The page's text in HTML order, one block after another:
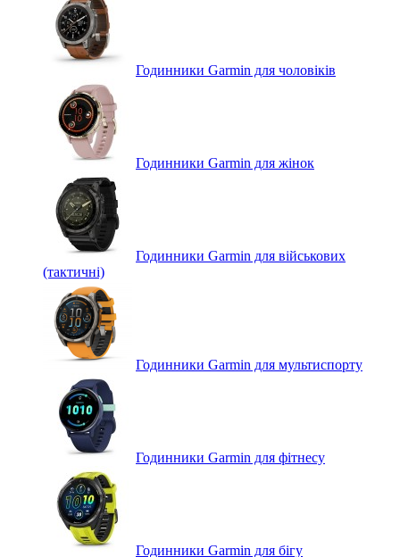
Годинники Garmin для чоловіків
Годинники Garmin для жінок
Годинники Garmin для військових
(тактичні)
Годинники Garmin для мультиспорту
Годинники Garmin для фітнесу
Годинники Garmin для бігу